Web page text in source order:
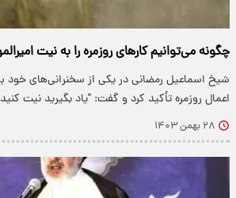
چگونه می‌توانیم کارهای روزمره را به نیت
شیخ اسماعیل رمضانی در یکی از سخنرانی‌های خود
اعمال روزمره تأکید کرد و گفت: "یاد بگیرید نیت
۲۸ بهمن ۱۴۰۳